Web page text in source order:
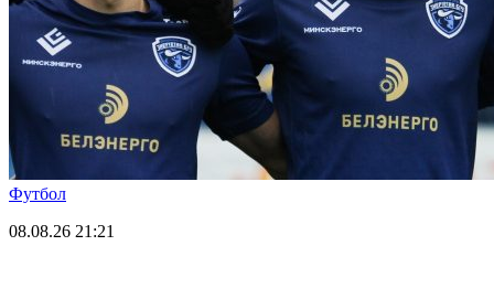
Футбол
08.08.26 21:21